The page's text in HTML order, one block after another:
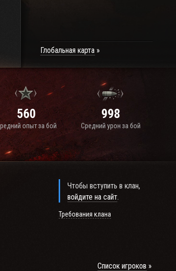
Глобальная карта
560
опыт за бой
998
Средний урон за бой
Чтобы вступить в клан,
войдите на сайт.
Требования клана
Список игроков